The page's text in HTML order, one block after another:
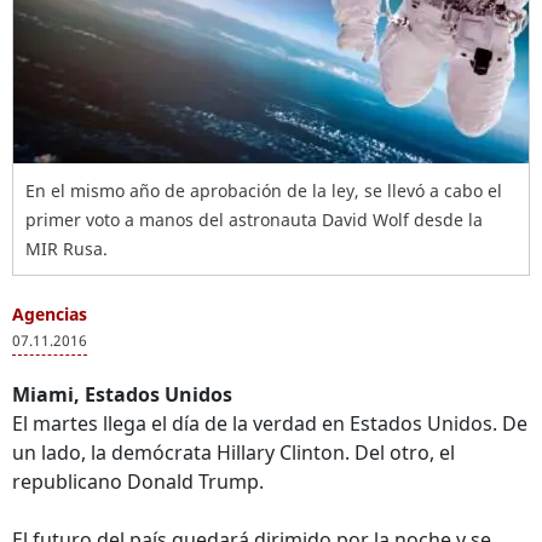
En el mismo año de aprobación de la ley, se llevó a cabo el
primer voto a manos del astronauta David Wolf desde la
MIR Rusa.
Agencias
07.11.2016
Miami, Estados Unidos
El martes llega el día de la verdad en Estados Unidos. De
un lado, la demócrata Hillary Clinton. Del otro, el
republicano Donald Trump.